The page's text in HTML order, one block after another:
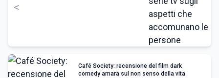
<
Café Society: recensione del film dark
comedy amara sul non senso della vita